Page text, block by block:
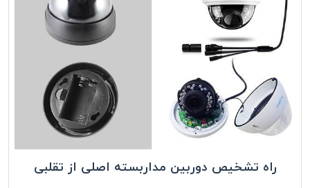
راه تشخیص دوربین مداربسته اصلی از تقلبی